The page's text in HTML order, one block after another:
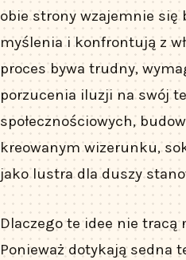
obie strony wzajemnie się
myślenia i konfrontują z
proces bywa trudny,
porzucenia iluzji na swój
społecznościowych,
kreowanym wizerunku,
jako lustra dla duszy
Dlaczego te idee nie tracą
Ponieważ dotykają sedna